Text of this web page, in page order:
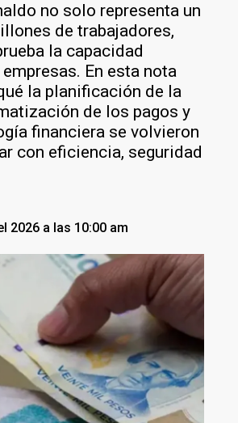
no solo representa un
de trabajadores,
la capacidad
En esta nota
la planificación de la
de los pagos y
financiera se volvieron
con eficiencia, seguridad
2026 a las 10:00 am